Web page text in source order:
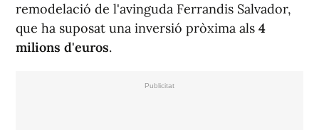
remodelació de l'avinguda Ferrandis Salvador,
que ha suposat una inversió pròxima als 4
milions d'euros.